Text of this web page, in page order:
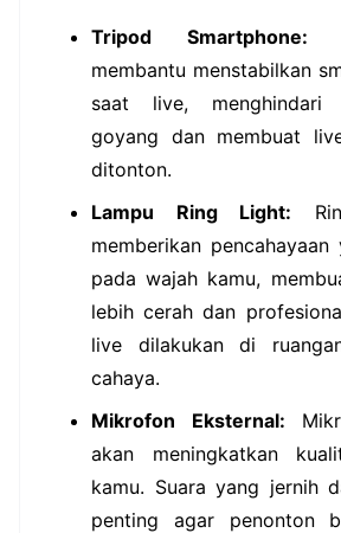
Tripod Smartphone:
membantu menstabilkan
saat live, menghindari
goyang dan membuat
ditonton.
Lampu Ring Light:
memberikan
pada wajah kamu,
lebih cerah dan
live dilakukan di
cahaya.
Mikrofon Eksternal:
akan meningkatkan
kamu. Suara yang jernih
penting agar penonton